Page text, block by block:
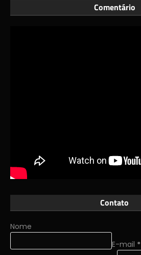
Comentário
Contato
Nome
E-mail *